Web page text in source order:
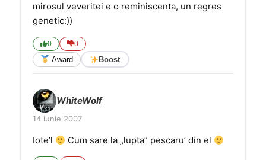
mirosul veveritei e o reminiscenta, un regres
genetic:))
0 0
Award Boost
WhiteWolf
14 iunie 2007
Iote’l Cum sare la „lupta” pescaru’ din el